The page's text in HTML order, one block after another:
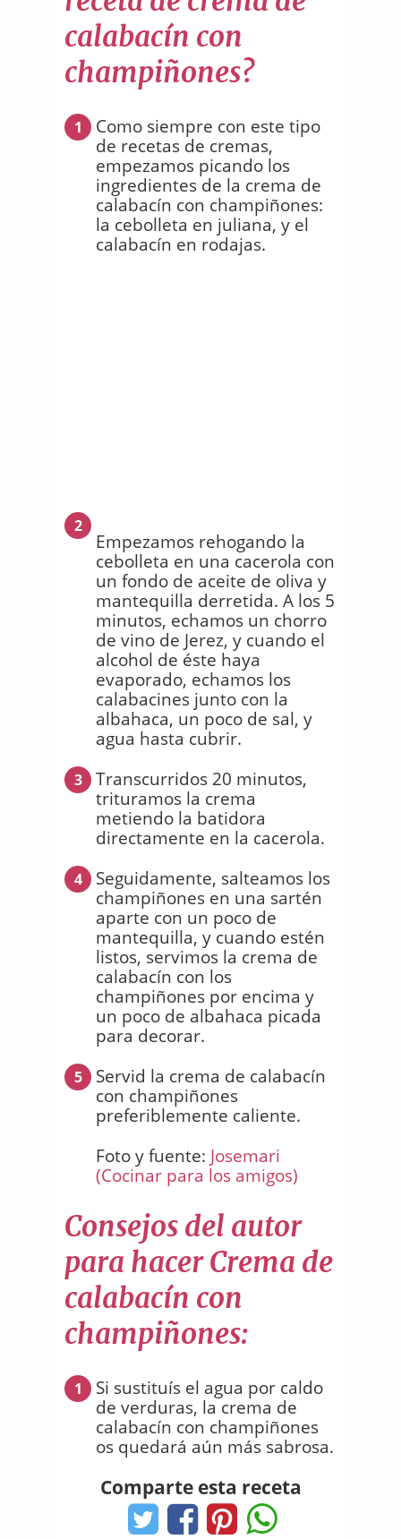
calabacín con
champiñones?
1
Como siempre con este tipo
de recetas de cremas,
empezamos picando los
ingredientes de la crema de
calabacín con champiñones:
la cebolleta en juliana, y el
calabacín en rodajas.
2
Empezamos rehogando la
cebolleta en una cacerola con
un fondo de aceite de oliva y
mantequilla derretida. A los 5
minutos, echamos un chorro
de vino de Jerez, y cuando el
alcohol de éste haya
evaporado, echamos los
calabacines junto con la
albahaca, un poco de sal, y
agua hasta cubrir.
3
Transcurridos 20 minutos,
trituramos la crema
metiendo la batidora
directamente en la cacerola.
4
Seguidamente, salteamos los
champiñones en una sartén
aparte con un poco de
mantequilla, y cuando estén
listos, servimos la crema de
calabacín con los
champiñones por encima y
un poco de albahaca picada
para decorar.
5
Servid la crema de calabacín
con champiñones
preferiblemente caliente.
Foto y fuente: Josemari
(Cocinar para los amigos)
Consejos del autor
para hacer Crema de
calabacín con
champiñones:
1
Si sustituís el agua por caldo
de verduras, la crema de
calabacín con champiñones
os quedará aún más sabrosa.
Comparte esta receta